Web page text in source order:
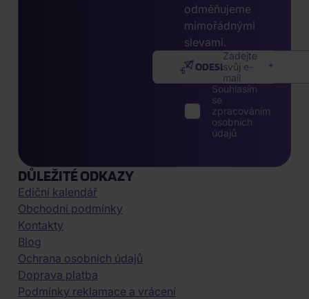
odměňujeme
mimořádnými
slevami.
Zadejte
svůj e-
mail
ODESLAT
Souhlasím
se
zpracováním
osobních
údajů
DŮLEŽITÉ ODKAZY
Ediční kalendář
Obchodní podmínky
Kontakty
Blog
Ochrana osobních údajů
Doprava platba
Podmínky reklamace a vrácení